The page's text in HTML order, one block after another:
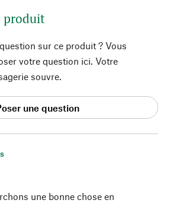
une bonne chose en
produit
sur ce produit ? Vous
votre question ici. Votre
souvre.
une question